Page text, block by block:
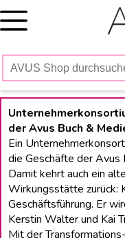
Skip
to
der Avus Buch &
Ein
die Geschäfte der Avus
Damit kehrt auch ein
Wirkungsstätte zurück:
Geschäftsführung. Er
Kerstin Walter und Kai
Mit der